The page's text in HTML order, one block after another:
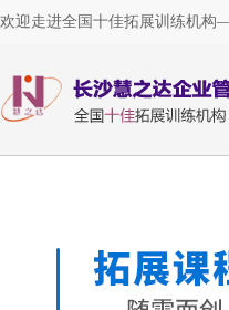
欢迎走进全国十佳拓展训练机